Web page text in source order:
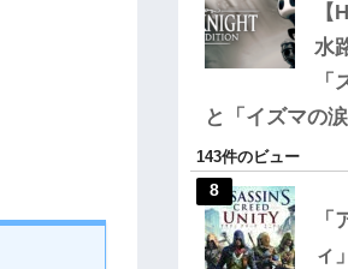
水
と「イズマの
143件のビュー
ィ